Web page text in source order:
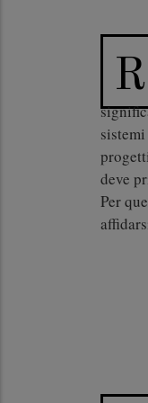
R
deve
Per